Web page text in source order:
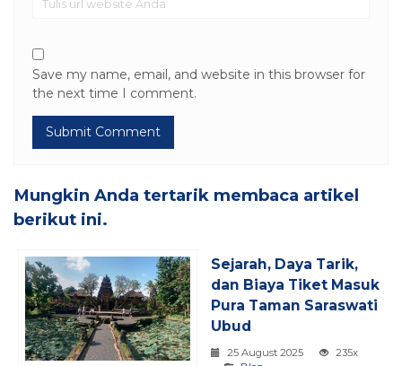
Save my name, email, and website in this browser for
the next time I comment.
Mungkin Anda tertarik membaca artikel
berikut ini.
Sejarah, Daya Tarik,
dan Biaya Tiket Masuk
Pura Taman Saraswati
Ubud
25 August 2025
235x